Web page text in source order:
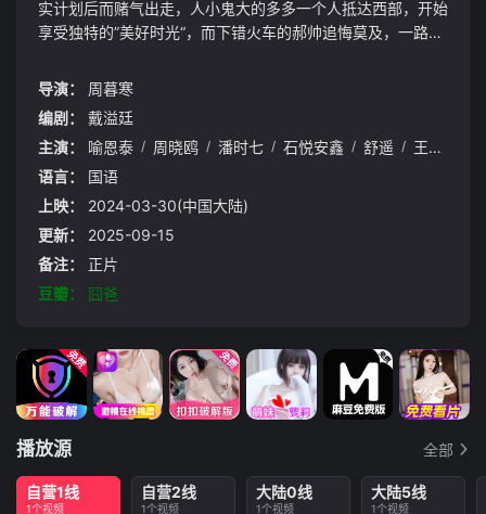
实计划后而赌气出走，人小鬼大的多多一个人抵达西部，开始
享受独特的”美好时光“，而下错火车的郝帅追悔莫及，一路经
发知道多多走失后，也派人寻找。虽表面配合郝帅，实则暗藏
转千回在金大发家找到多多，他们也见到各自的儿子；但此刻
一场”鸿门宴“也即将展开。站在人性的十字路口，是血缘还是
真情重要？这就像上天开了一个玩笑，也更像是馈赠给彼此的
一份礼物。
导演：
周暮寒
编剧：
戴溢廷
主演：
喻恩泰 / 周晓鸥 / 潘时七 / 石悦安鑫 / 舒遥 / 王海涛
语言：
国语
上映：
2024-03-30(中国大陆)
更新：
2025-09-15
备注：
正片
豆瓣：
囧爸
播放源 全部
自营1线
1个视频
自营2线
1个视频
大陆0线
1个视频
大陆5线
1个视频